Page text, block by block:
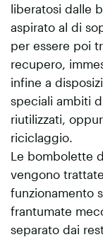
liberatosi dalle
aspirato al di
per essere poi
recupero,
infine a
speciali ambiti
riutilizzati,
riciclaggio.
Le bombolette
vengono
funzionamento
frantumate
separato dai